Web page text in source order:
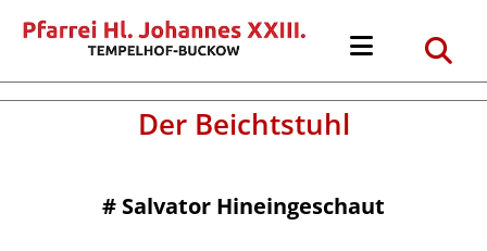
Der Beichtstuhl
# Salvator Hineingeschaut